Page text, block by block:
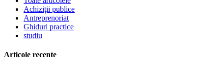
Achiziții publice
Antreprenoriat
Ghiduri practice
studiu
Articole recente